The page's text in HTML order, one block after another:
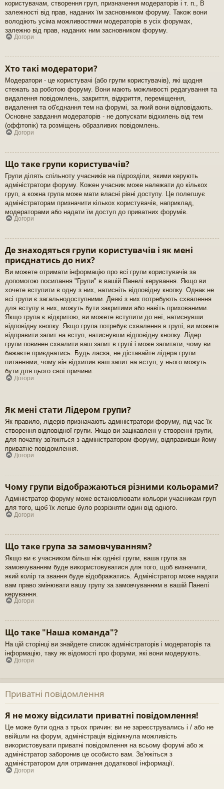
користувачам, створення груп, призначення модераторів і т. п., В
залежності від прав, наданих їм засновником форуму. Також вони
володіють усіма можливостями модераторів в усіх форумах,
залежно від прав, наданих ним засновником форуму.
Догори
Хто такі модератори?
Модератори - це користувачі (або групи користувачів), які щодня
стежать за роботою форуму. Вони мають можливості редагування та
видалення повідомлень, закриття, відкриття, переміщення,
видалення та об'єднання тем на форумі, за який вони відповідають.
Основне завдання модераторів - не допускати відхилень від тем
(оффтопік) та розміщень образливих повідомлень.
Догори
Що таке групи користувачів?
Групи ділять спільноту учасників на підрозділи, якими керують
адміністратори форуму. Кожен учасник може належати до кількох
груп, а кожна група може мати власні рівні доступу. Це полегшує
адміністраторам призначити кількох користувачів, наприклад,
модераторами або надати їм доступ до приватних форумів.
Догори
Де знаходяться групи користувачів і як мені
приєднатись до них?
Ви можете отримати інформацію про всі групи користувачів за
допомогою посилання "Групи" в вашій Панелі керування. Якщо ви
хочете вступити в одну з них, натисніть відповідну кнопку. Однак не
всі групи є загальнодоступними. Деякі з них потребують схвалення
для вступу в них, можуть бути закритими або навіть прихованими.
Якщо група є відкритою, ви можете вступити до неї, натиснувши
відповідну кнопку. Якщо група потребує схвалення в групі, ви можете
відправити запит на вступ, натиснувши відповідну кнопку. Лідер
групи повинен схвалити ваш запит в групі і може запитати, чому ви
бажаєте приєднатись. Будь ласка, не діставайте лідера групи
питаннями, чому він відхилив ваш запит на вступ, у нього можуть
бути для цього свої причини.
Догори
Як мені стати Лідером групи?
Як правило, лідерів призначають адміністратори форуму, під час їх
створення відповідної групи. Якщо ви зацікавлені у створенні групи,
для початку зв'яжіться з адміністратором форуму, відправивши йому
приватне повідомлення.
Догори
Чому групи відображаються різними кольорами?
Адміністратор форуму може встановлювати кольори учасникам груп
для того, щоб їх легше було розрізняти один від одного.
Догори
Що таке група за замовчуванням?
Якщо ви є учасником більш ніж однієї групи, ваша група за
замовчуванням буде використовуватися для того, щоб визначити,
який колір та звання буде відображатись. Адміністратор може надати
вам право змінювати вашу групу за замовчуванням в вашій Панелі
керування.
Догори
Що таке "Наша команда"?
На цій сторінці ви знайдете список адміністраторів і модераторів та
інформацію, таку як відомості про форуми, які вони модерують.
Догори
Приватні повідомлення
Я не можу відсилати приватні повідомлення!
Це може бути одна з трьох причин: ви не зареєструвались і / або не
ввійшли на форум, адміністрація відімкнула можливість
використовувати приватні повідомлення на всьому форумі або ж
адміністратор заборонив це особисто вам. Зв'яжіться з
адміністратором для отримання додаткової інформації.
Догори